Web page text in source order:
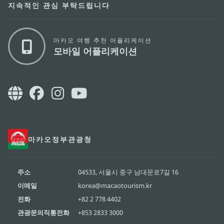
마카오정부관광청
주소
04533, 서울시 중구 남대문로7길 16
이메일
korea@macaotourism.kr
전화
+82 2 778 4402
관광문의직통전화
+853 2833 3000
지속적인 관심 부탁드립니다
마카오 여행 추천 어플리케이션
모바일 어플리케이션